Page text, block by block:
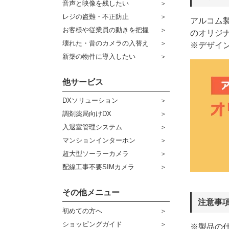
ケーブル
コネクター
その他周辺機器
センサーライト・アラーム
防犯ステッカー
宅配ボックス
販売終了商品
音声と映像を残したい
レジの盗難・不正防止
お客様や従業員の動きを把握
壊れた・昔のカメラの入替え
新築の物件に導入したい
他サービス
DXソリューション
調剤薬局向けDX
入退室管理システム
マンションインターホン
超大型ソーラーカメラ
配線工事不要SIMカメラ
その他メニュー
初めての方へ
ショッピングガイド
アルコム
のオリジ
※デザイ
注意事
※製品の